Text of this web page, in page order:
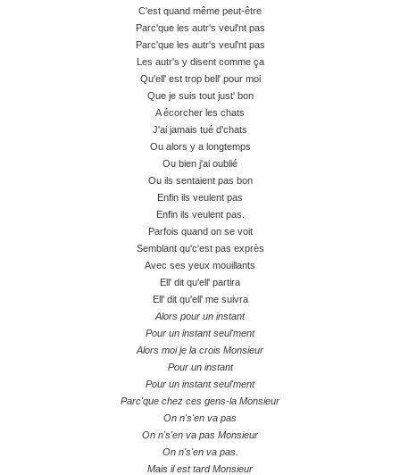
C'est quand même peut-être
Parc'que les autr's veul'nt pas
Parc'que les autr's veul'nt pas
Les autr's y disent comme ça
Qu'ell' est trop bell' pour moi
Que je suis tout just' bon
A écorcher les chats
J'ai jamais tué d'chats
Ou alors y a longtemps
Ou bien j'ai oublié
Ou ils sentaient pas bon
Enfin ils veulent pas
Enfin ils veulent pas.
Parfois quand on se voit
Semblant qu'c'est pas exprès
Avec ses yeux mouillants
Ell' dit qu'ell' partira
Ell' dit qu'ell' me suivra
Alors pour un instant
Pour un instant seul'ment
Alors moi je la crois Monsieur
Pour un instant
Pour un instant seul'ment
Parc'que chez ces gens-la Monsieur
On n's'en va pas
On n's'en va pas Monsieur
On n's'en va pas.
Mais il est tard Monsieur